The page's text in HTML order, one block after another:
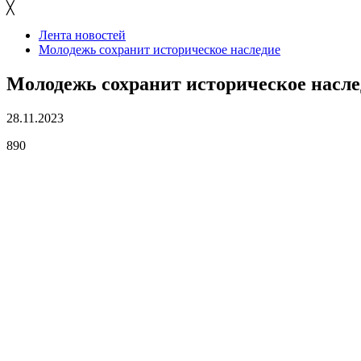
╳
Лента новостей
Молодежь сохранит историческое наследие
Молодежь сохранит историческое
28.11.2023
890